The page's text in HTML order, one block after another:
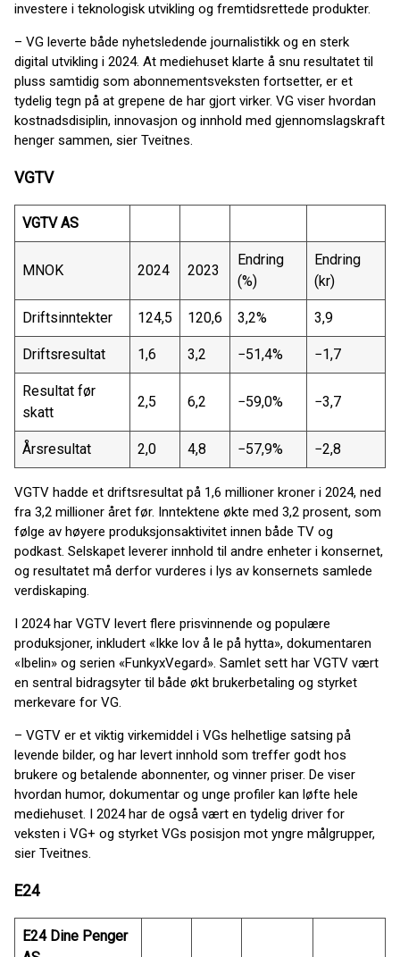
investere i teknologisk utvikling og fremtidsrettede produkter.
– VG leverte både nyhetsledende journalistikk og en sterk
digital utvikling i 2024. At mediehuset klarte å snu resultatet til
pluss samtidig som abonnementsveksten fortsetter, er et
tydelig tegn på at grepene de har gjort virker. VG viser hvordan
kostnadsdisiplin, innovasjon og innhold med gjennomslagskraft
henger sammen, sier Tveitnes.
VGTV
VGTV AS
MNOK 2024 2023
Endring
(%)
Endring
(kr)
Driftsinntekter 124,5 120,6 3,2% 3,9
Driftsresultat 1,6 3,2 −51,4% −1,7
Resultat før
skatt
2,5 6,2 −59,0% −3,7
Årsresultat 2,0 4,8 −57,9% −2,8
VGTV hadde et driftsresultat på 1,6 millioner kroner i 2024, ned
fra 3,2 millioner året før. Inntektene økte med 3,2 prosent, som
følge av høyere produksjonsaktivitet innen både TV og
podkast. Selskapet leverer innhold til andre enheter i konsernet,
og resultatet må derfor vurderes i lys av konsernets samlede
verdiskaping.
I 2024 har VGTV levert flere prisvinnende og populære
produksjoner, inkludert «Ikke lov å le på hytta», dokumentaren
«Ibelin» og serien «FunkyxVegard». Samlet sett har VGTV vært
en sentral bidragsyter til både økt brukerbetaling og styrket
merkevare for VG.
– VGTV er et viktig virkemiddel i VGs helhetlige satsing på
levende bilder, og har levert innhold som treffer godt hos
brukere og betalende abonnenter, og vinner priser. De viser
hvordan humor, dokumentar og unge profiler kan løfte hele
mediehuset. I 2024 har de også vært en tydelig driver for
veksten i VG+ og styrket VGs posisjon mot yngre målgrupper,
sier Tveitnes.
E24
E24 Dine Penger